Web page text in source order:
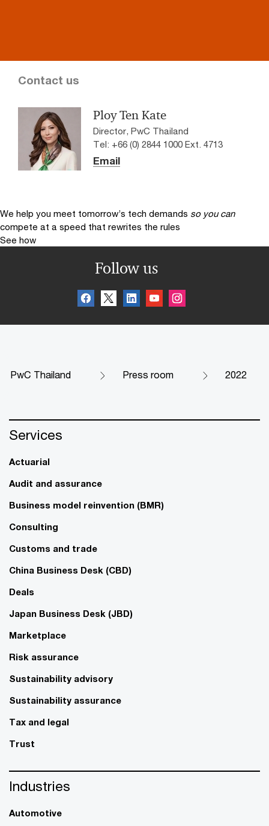
Contact us
Ploy Ten Kate
Director, PwC Thailand
Tel: +66 (0) 2844 1000 Ext. 4713
Email
We help you meet tomorrow’s tech demands so you can
compete at a speed that rewrites the rules
See how
Follow us
PwC Thailand Press room 2022
Services
Actuarial
Audit and assurance
Business model reinvention (BMR)
Consulting
Customs and trade
China Business Desk (CBD)
Deals
Japan Business Desk (JBD)
Marketplace
Risk assurance
Sustainability advisory
Sustainability assurance
Tax and legal
Trust
Industries
Automotive